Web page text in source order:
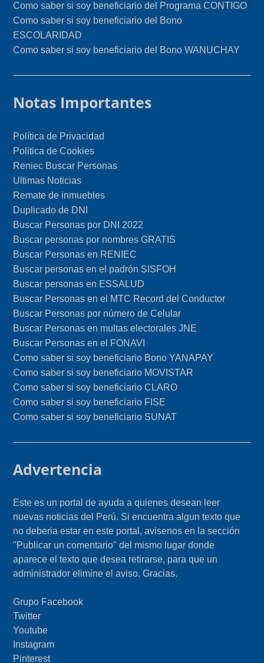
Como saber si soy beneficiario del Programa CONTIGO
Como saber si soy beneficiario del Bono
ESCOLARIDAD
Como saber si soy beneficiario del Bono WANUCHAY
Notas Importantes
Política de Privacidad
Politica de Cookies
Reniec Buscar Personas
Ultimas Noticias
Remate de inmuebles
Duplicado de DNI
Buscar Personas por DNI 2022
Buscar personas por nombres GRATIS
Buscar Personas en RENIEC
Buscar personas en el padrón SISFOH
Buscar personas en ESSALUD
Buscar Personas en el MTC Record del Conductor
Buscar Personas por número de Celular
Buscar Personas en multas electorales JNE
Buscar Personas en el FONAVI
Como saber si soy beneficiario Bono YANAPAY
Como saber si soy beneficiario MOVISTAR
Como saber si soy beneficiario CLARO
Como saber si soy beneficiario FISE
Como saber si soy beneficiario SUNAT
Advertencia
Este es un portal de ayuda a quienes desean leer
nuevas noticias del Perú. Si encuentra algun texto que
no deberia estar en este portal, avisenos en la sección
"Publicar un comentario" del mismo lugar donde
aparece el texto que desea retirarse, para que un
administrador elimine el aviso. Gracias.
Grupo Facebook
Twitter
Youtube
Instagram
Pinterest